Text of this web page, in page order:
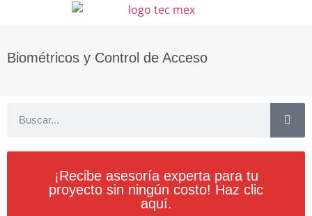
Biométricos y Control de Acceso
¡Recibe asesoría experta para tu
proyecto sin ningún costo! Haz clic
aquí.